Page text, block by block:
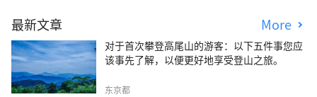
最新文章 More
对于首次攀登高尾山的游客：以下五件事您应
该事先了解，以便更好地享受登山之旅。
东京都